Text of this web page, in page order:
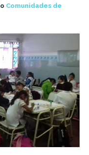
Comunidades de